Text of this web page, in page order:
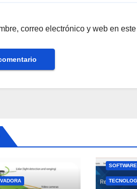
correo electrónico y web en